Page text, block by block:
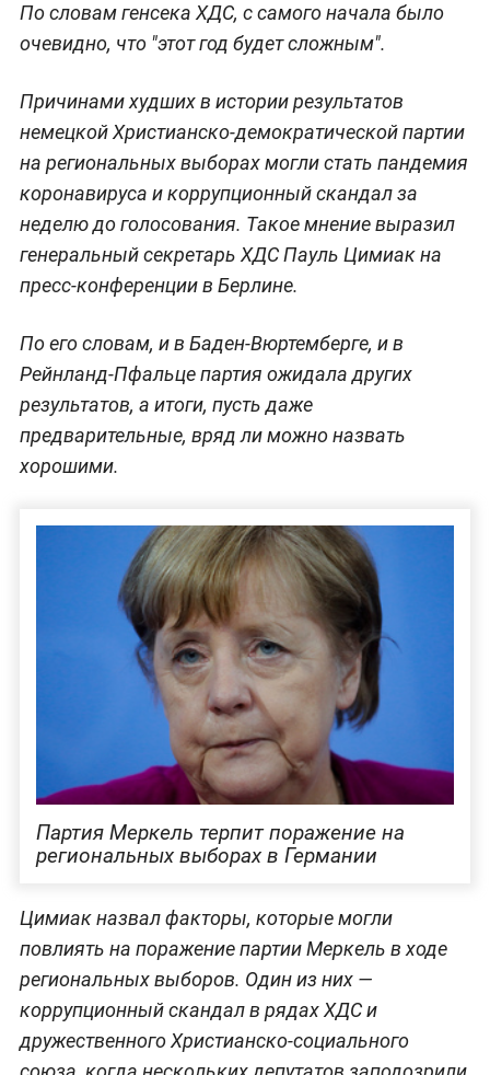
По словам генсека ХДС, с самого начала было
очевидно, что "этот год будет сложным".
Причинами худших в истории результатов
немецкой Христианско-демократической партии
на региональных выборах могли стать пандемия
коронавируса и коррупционный скандал за
неделю до голосования. Такое мнение выразил
генеральный секретарь ХДС Пауль Цимиак на
пресс-конференции в Берлине.
По его словам, и в Баден-Вюртемберге, и в
Рейнланд-Пфальце партия ожидала других
результатов, а итоги, пусть даже
предварительные, вряд ли можно назвать
хорошими.
Партия Меркель терпит поражение на
региональных выборах в Германии
Цимиак назвал факторы, которые могли
повлиять на поражение партии Меркель в ходе
региональных выборов. Один из них —
коррупционный скандал в рядах ХДС и
дружественного Христианско-социального